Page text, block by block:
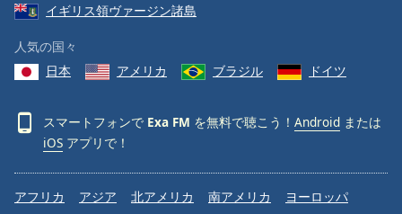
イギリス領ヴァージン諸島
人気の国々
日本
アメリカ ブラジル ドイツ
スマートフォンで Exa FM を無料で聴こう！ Android または
iOS アプリで！
アフリカ アジア 北アメリカ 南アメリカ
ヨーロッパ